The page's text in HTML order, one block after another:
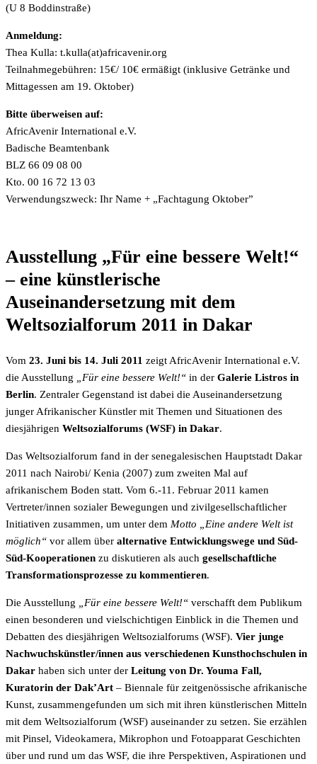
(U 8 Boddinstraße)
Anmeldung:
Thea Kulla: t.kulla(at)africavenir.org
Teilnahmegebühren: 15€/ 10€ ermäßigt (inklusive Getränke und
Mittagessen am 19. Oktober)
Bitte überweisen auf:
AfricAvenir International e.V.
Badische Beamtenbank
BLZ 66 09 08 00
Kto. 00 16 72 13 03
Verwendungszweck: Ihr Name + „Fachtagung Oktober”
Ausstellung „Für eine bessere Welt!“
– eine künstlerische
Auseinandersetzung mit dem
Weltsozialforum 2011 in Dakar
Vom 23. Juni bis 14. Juli 2011 zeigt AfricAvenir International e.V.
die Ausstellung
„Für eine bessere Welt!“ in der Galerie Listros in
Berlin. Zentraler Gegenstand ist dabei die Auseinandersetzung
junger Afrikanischer Künstler mit Themen und Situationen des
diesjährigen Weltsozialforums (WSF) in Dakar.
Das Weltsozialforum fand in der senegalesischen Hauptstadt Dakar
2011 nach Nairobi/ Kenia (2007) zum zweiten Mal auf
afrikanischem Boden statt. Vom 6.-11. Februar 2011 kamen
Vertreter/innen sozialer Bewegungen und zivilgesellschaftlicher
Initiativen zusammen, um unter dem Motto „Eine andere Welt ist
möglich“ vor allem über alternative Entwicklungswege und Süd-
Süd-Kooperationen zu diskutieren als auch gesellschaftliche
Transformationsprozesse zu kommentieren.
Die Ausstellung „Für eine bessere Welt!“ verschafft dem Publikum
einen besonderen und vielschichtigen Einblick in die Themen und
Debatten des diesjährigen Weltsozialforums (WSF). Vier junge
Nachwuchskünstler/innen aus verschiedenen Kunsthochschulen in
Dakar haben sich unter der Leitung von Dr. Youma Fall,
Kuratorin der Dak’Art – Biennale für zeitgenössische afrikanische
Kunst, zusammengefunden um sich mit ihren künstlerischen Mitteln
mit dem Weltsozialforum (WSF) auseinander zu setzen. Sie erzählen
mit Pinsel, Videokamera, Mikrophon und Fotoapparat Geschichten
über und rund um das WSF, die ihre Perspektiven, Aspirationen und